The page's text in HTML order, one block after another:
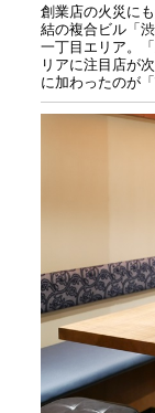
創業店の火災に
結の複合ビル「
一丁目エリア。
リアに注目店が
に加わったのが